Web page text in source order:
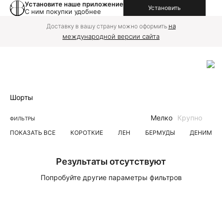
Установите наше приложение
С ним покупки удобнее
Установить
Доставку в вашу страну можно оформить на
международной версии сайта
Шорты
ФИЛЬТРЫ
ПОКАЗАТЬ ВСЕ КОРОТКИЕ ЛЕН БЕРМУДЫ ДЕНИМ
Мелко Крупно
Результаты отсутствуют
Попробуйте другие параметры фильтров